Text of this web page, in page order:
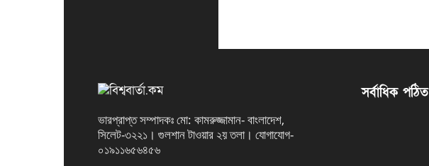
ভারপ্রাপ্ত সম্পাদকঃ মো: কামরুজ্জামান- বাংলাদেশ,
সিলেট-৩২২১। গুলশান টাওয়ার ২য় তলা। যোগাযোগ-
০১৯১১৬৫৬৪৫৬
সর্বাধিক পঠিত